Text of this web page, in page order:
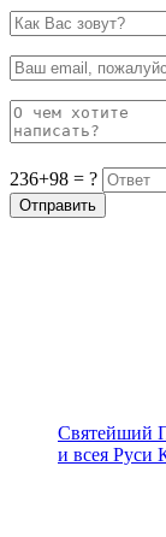
236+98 = ?
Святейший
и всея Руси